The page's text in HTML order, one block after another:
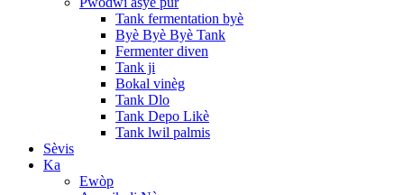
Tank fermentation byè
Byè Byè Byè Tank
Fermenter diven
Tank ji
Bokal vinèg
Tank Dlo
Tank Depo Likè
Tank lwil palmis
Sèvis
Ka
Ewòp